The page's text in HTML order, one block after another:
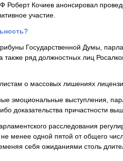
Кочиев анонсировал
участие.
Государственной Думы,
ряд должностных лиц
о массовых лишениях
эмоциональные выступления,
доказательства причастности
расследования
менее одной пятой от общего
себя ожиданиями столь